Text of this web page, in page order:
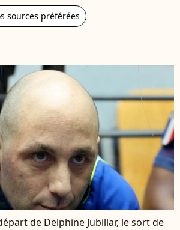
sources préférées
de Delphine Jubillar, le sort de